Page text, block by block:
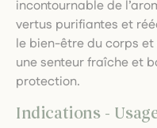
incontournable de
vertus purifiantes et
le bien-être du corps
une senteur fraîche et
protection.
Indications -